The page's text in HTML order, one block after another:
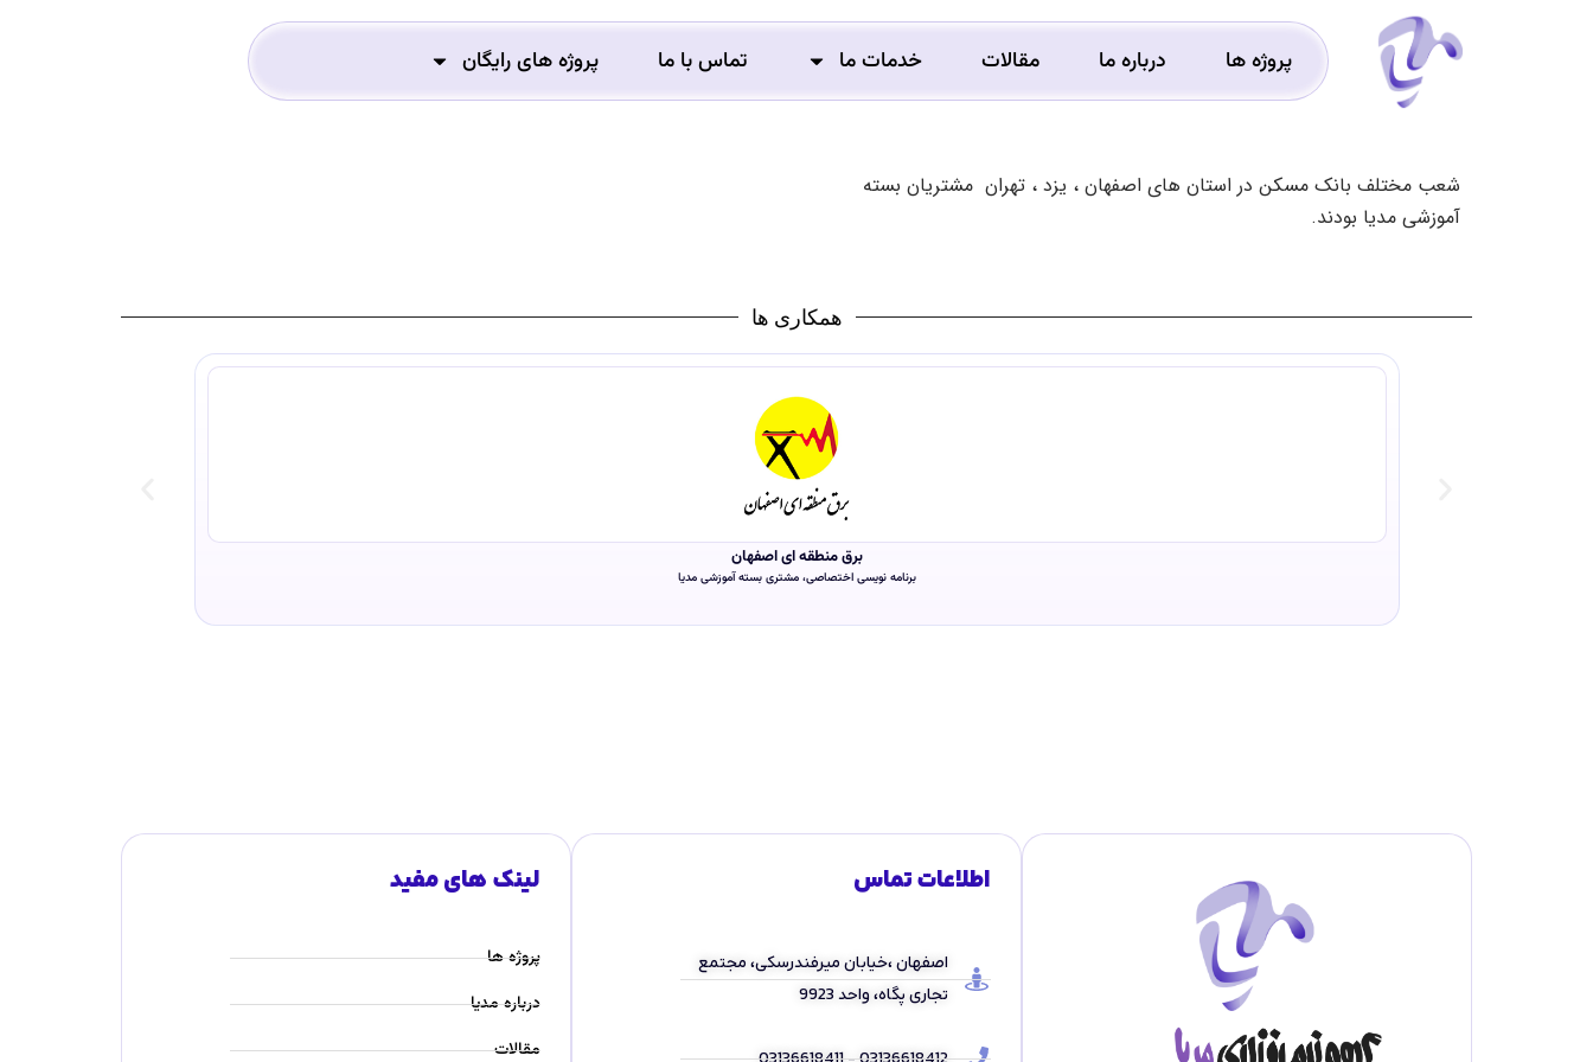
پروژه ها درباره ما مقالات خدمات ما تماس با ما پروژه های رایگان
شعب مختلف بانک مسکن در استان های اصفهان ، یزد ، تهران مشتریان بسته
آموزشی مدیا بودند.
همکاری ها
برق منطقه ای اصفهان
برنامه نویسی اختصاصی، مشتری بسته آموزشی مدیا
اطلاعات تماس
اصفهان ،خیابان میرفندرسکی، مجتمع
تجاری پگاه، واحد 9923
لینک های مفید
پروژه ها
درباره مدیا
مقالات